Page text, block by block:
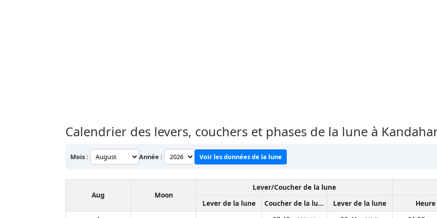
Calendrier des levers, couchers et phases de la lune à
Mois : Année : Voir les données de la lune
Aug Moon
Lever/Coucher de la lune
Lever de la lune
Coucher de la lune Lever de la lune
Heure